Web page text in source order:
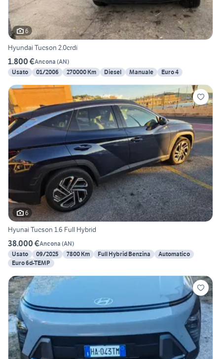
6
Hyundai Tucson 2.0crdi
1.800 €Ancona (AN)
Usato
01/2006 270000 Km Diesel Manuale Euro 4
6
Hyunai Tucson 1.6 Full Hybrid
38.000 €Ancona (AN)
Usato
09/2025 7800 Km Full Hybrid Benzina
Automatico
Euro 6d-TEMP